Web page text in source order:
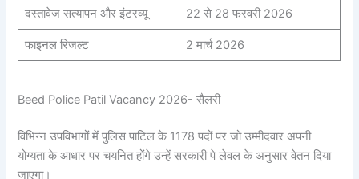
दस्तावेज सत्यापन और इंटरव्यू 22 से 28 फरवरी 2026
फाइनल रिजल्ट 2 मार्च 2026
Beed Police Patil Vacancy 2026- सैलरी
विभिन्न उपविभागों में पुलिस पाटिल के 1178 पदों पर जो उम्मीदवार अपनी
योग्यता के आधार पर चयनित होंगे उन्हें सरकारी पे लेवल के अनुसार वेतन दिया
जाएगा।